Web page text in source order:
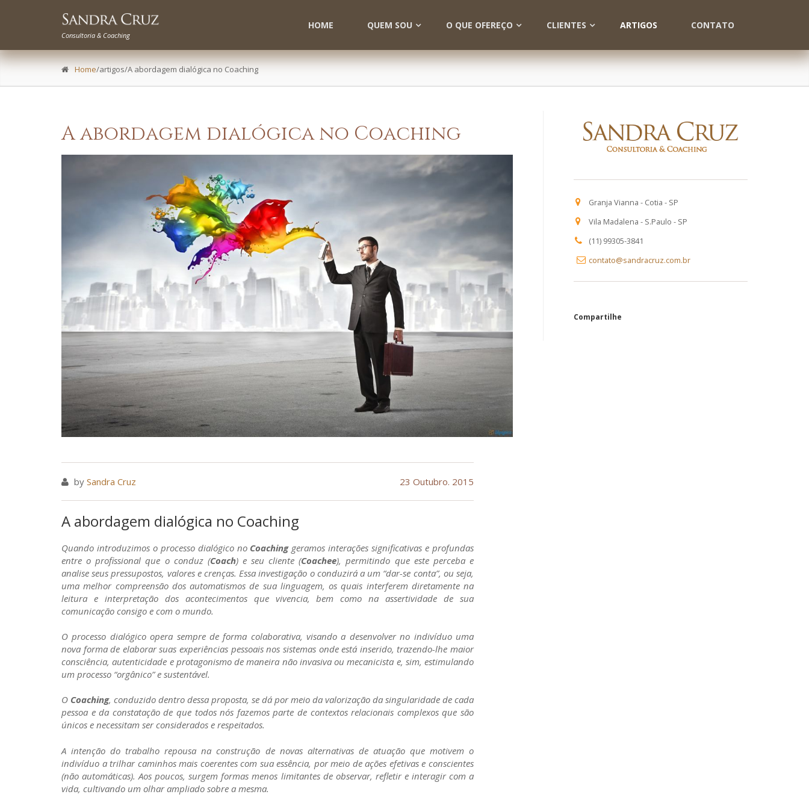
Consultoria & Coaching
HOME QUEM SOU O QUE OFEREÇO CLIENTES ARTIGOS CONTATO
Home/artigos/A abordagem dialógica no Coaching
A abordagem dialógica no Coaching
by Sandra Cruz 23 Outubro. 2015
A abordagem dialógica no Coaching
Quando introduzimos o processo dialógico no Coaching geramos interações significativas e profundas
entre o profissional que o conduz (Coach) e seu cliente (Coachee), permitindo que este perceba e
analise seus pressupostos, valores e crenças. Essa investigação o conduzirá a um “dar-se conta”, ou seja,
uma melhor compreensão dos automatismos de sua linguagem, os quais interferem diretamente na
leitura e interpretação dos acontecimentos que vivencia, bem como na assertividade de sua
comunicação consigo e com o mundo.
O processo dialógico opera sempre de forma colaborativa, visando a desenvolver no indivíduo uma
nova forma de elaborar suas experiências pessoais nos sistemas onde está inserido, trazendo-lhe maior
consciência, autenticidade e protagonismo de maneira não invasiva ou mecanicista e, sim, estimulando
um processo “orgânico” e sustentável.
O Coaching, conduzido dentro dessa proposta, se dá por meio da valorização da singularidade de cada
pessoa e da constatação de que todos nós fazemos parte de contextos relacionais complexos que são
únicos e necessitam ser considerados e respeitados.
A intenção do trabalho repousa na construção de novas alternativas de atuação que motivem o
indivíduo a trilhar caminhos mais coerentes com sua essência, por meio de ações efetivas e conscientes
(não automáticas). Aos poucos, surgem formas menos limitantes de observar, refletir e interagir com a
vida, cultivando um olhar ampliado sobre a mesma.
Granja Vianna - Cotia - SP
Vila Madalena - S.Paulo - SP
(11) 99305-3841
contato@sandracruz.com.br
Compartilhe